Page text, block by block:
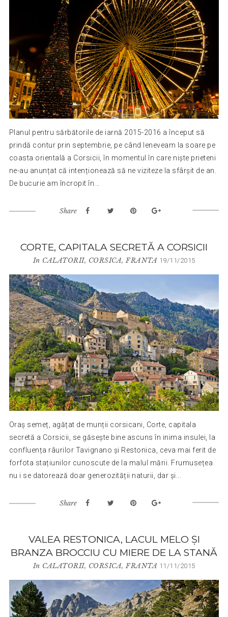
Planul pentru sărbătorile de iarnă 2015-2016 a început să
prindă contur prin septembrie, pe când leneveam la soare pe
coasta orientală a Corsicii, în momentul în care niște prieteni
ne-au anunțat că intenționează să ne viziteze la sfârșit de an.
De bucurie am încropit în...
Share
CORTE, CAPITALA SECRETĂ A CORSICII
In CALATORII, CORSICA,FRANTA 19/11/2015
Oraș semeț, agățat de munții corsicani, Corte, capitala
secretă a Corsicii, se găsește bine ascuns în inima insulei, la
confluența râurilor Tavignano și Restonica, ceva mai ferit de
forfota stațiunilor cunoscute de la malul mării. Frumusețea
nu i se datorează doar generozității naturii, dar și...
Share
VALEA RESTONICA, LACUL MELO ȘI
BRANZA BROCCIU CU MIERE DE LA STANĂ
In CALATORII, CORSICA,FRANTA 11/11/2015